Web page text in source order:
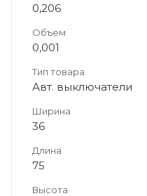
0,206
Объем
0,001
Тип товара
Авт. выключатели
Ширина
36
Длина
75
Высота